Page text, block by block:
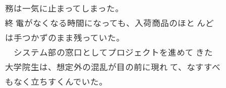
務は一気に止まってしまった。
終 電がなくなる時間になっても、入荷商品のほと んど
は手つかずのまま残っていた。
システム部の窓口としてプロジェクトを進めて きた
大学院生は、想定外の混乱が目の前に現れ て、なすすべ
もなく立ちすくんでいた。